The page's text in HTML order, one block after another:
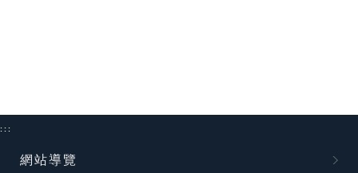
:::
網站導覽